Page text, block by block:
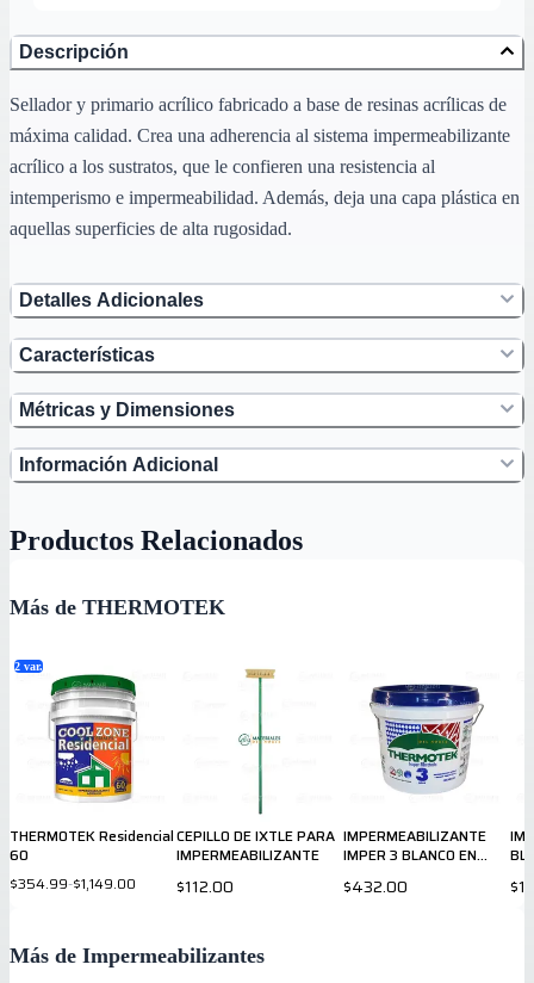
Descripción
Sellador y primario acrílico fabricado a base de resinas acrílicas de
máxima calidad. Crea una adherencia al sistema impermeabilizante
acrílico a los sustratos, que le confieren una resistencia al
intemperismo e impermeabilidad. Además, deja una capa plástica en
aquellas superficies de alta rugosidad.
Detalles Adicionales
Características
Métricas y Dimensiones
Información Adicional
Productos Relacionados
Más de THERMOTEK
2 var.
THERMOTEK Residencial
60
$354.99-$1,149.00
CEPILLO DE IXTLE PARA
IMPERMEABILIZANTE
$112.00
IMPERMEABILIZANTE
IMPER 3 BLANCO EN
$432.00
Más de Impermeabilizantes